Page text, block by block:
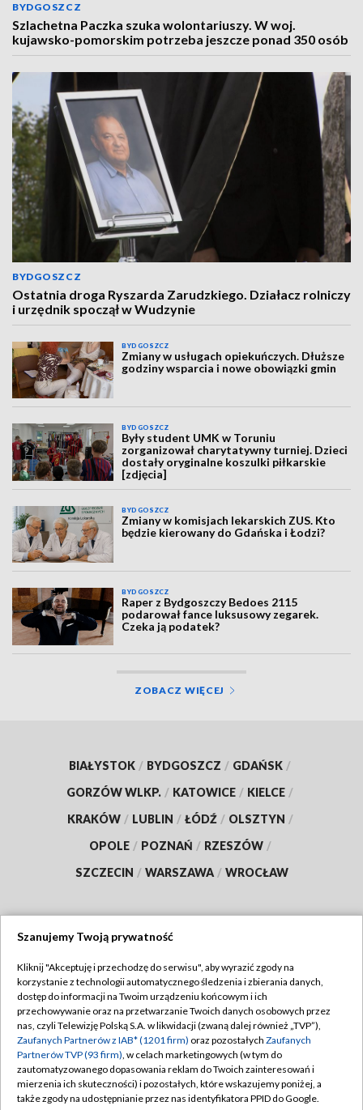
BYDGOSZCZ
Szlachetna Paczka szuka wolontariuszy. W woj.
kujawsko-pomorskim potrzeba jeszcze ponad 350 osób
BYDGOSZCZ
Ostatnia droga Ryszarda Zarudzkiego. Działacz rolniczy
i urzędnik spoczął w Wudzynie
BYDGOSZCZ
Zmiany w usługach opiekuńczych. Dłuższe
godziny wsparcia i nowe obowiązki gmin
BYDGOSZCZ
Były student UMK w Toruniu
zorganizował charytatywny turniej. Dzieci
dostały oryginalne koszulki piłkarskie
[zdjęcia]
BYDGOSZCZ
Zmiany w komisjach lekarskich ZUS. Kto
będzie kierowany do Gdańska i Łodzi?
BYDGOSZCZ
Raper z Bydgoszczy Bedoes 2115
podarował fance luksusowy zegarek.
Czeka ją podatek?
ZOBACZ WIĘCEJ
BIAŁYSTOK / BYDGOSZCZ / GDAŃSK /
GORZÓW WLKP. / KATOWICE / KIELCE /
KRAKÓW / LUBLIN / ŁÓDŹ / OLSZTYN /
OPOLE / POZNAŃ / RZESZÓW /
SZCZECIN / WARSZAWA / WROCŁAW
TVP
Abonament TVP
Emisja w TVP
Centrum informacji TVP
Naziemna Telewizja Cyfrowa
Regulamin TVP
Polityka prywatności
Moje zgody
Pomoc
Szanujemy Twoją prywatność
Kliknij "Akceptuję i przechodzę do serwisu", aby wyrazić zgody na
korzystanie z technologii automatycznego śledzenia i zbierania danych,
dostęp do informacji na Twoim urządzeniu końcowym i ich
przechowywanie oraz na przetwarzanie Twoich danych osobowych przez
nas, czyli Telewizję Polską S.A. w likwidacji (zwaną dalej również „TVP”),
Zaufanych Partnerów z IAB* (1201 firm) oraz pozostałych Zaufanych
Partnerów TVP (93 firm), w celach marketingowych (w tym do
zautomatyzowanego dopasowania reklam do Twoich zainteresowań i
mierzenia ich skuteczności) i pozostałych, które wskazujemy poniżej, a
także zgody na udostępnianie przez nas identyfikatora PPID do Google.